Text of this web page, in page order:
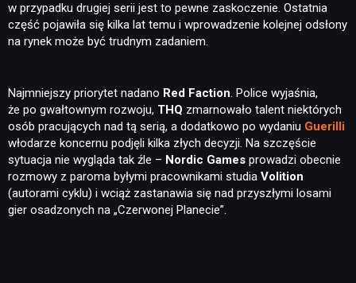
w przypadku drugiej serii jest to pewne zaskoczenie. Ostatnia
część pojawiła się kilka lat temu i wprowadzenie kolejnej odsłony
na rynek może być trudnym zadaniem.
Najmniejszy priorytet nadano Red Faction. Police wyjaśnia,
że po gwałtownym rozwoju, THQ zmarnowało talent niektórych
osób pracujących nad tą serią, a dodatkowo po wydaniu Guerilli
włodarze koncernu podjęli kilka złych decyzji. Na szczęście
sytuacja nie wygląda tak źle – Nordic Games prowadzi obecnie
rozmowy z paroma byłymi pracownikami studia Volition
(autorami cyklu) i wciąż zastanawia się nad przyszłymi losami
gier osadzonych na „Czerwonej Planecie”.